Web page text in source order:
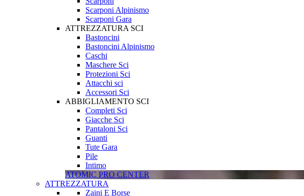
Scarponi Alpinismo
Scarponi Gara
ATTREZZATURA SCI
Bastoncini
Bastoncini Alpinismo
Caschi
Maschere Sci
Protezioni Sci
Attacchi sci
Accessori Sci
ABBIGLIAMENTO SCI
Completi Sci
Giacche Sci
Pantaloni Sci
Guanti
Tute Gara
Pile
Intimo
ATOMIC PRO CENTER
ATTREZZATURA
Zaini E Borse